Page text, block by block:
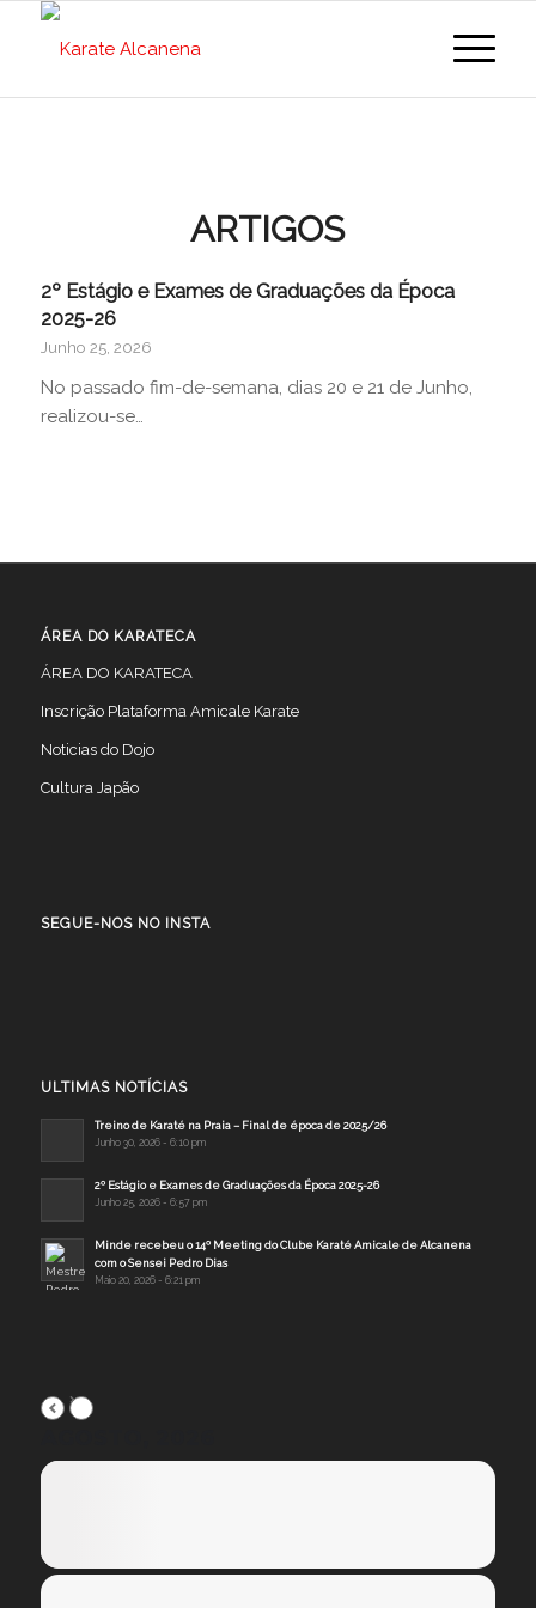
ARTIGOS
2º Estágio e Exames de Graduações da Época
2025-26
Junho 25, 2026
No passado fim-de-semana, dias 20 e 21 de Junho,
realizou-se…
ÁREA DO KARATECA
ÁREA DO KARATECA
Inscrição Plataforma Amicale Karate
Noticias do Dojo
Cultura Japão
SEGUE-NOS NO INSTA
ULTIMAS NOTÍCIAS
Treino de Karaté na Praia – Final de época de 2025/26
Junho 30, 2026 - 6:10 pm
2º Estágio e Exames de Graduações da Época 2025-26
Junho 25, 2026 - 6:57 pm
Minde recebeu o 14º Meeting do Clube Karaté Amicale de Alcanena
com o Sensei Pedro Dias
Maio 20, 2026 - 6:21 pm